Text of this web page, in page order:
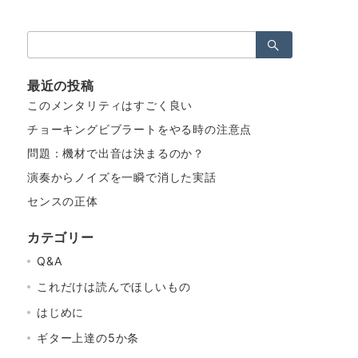
索：
最近の投稿
このメンタリティはすごく良い
チョーキングビブラートをやる時の注意点
問題：機材で出音は決まるのか？
演奏からノイズを一瞬で消した実話
センスの正体
カテゴリー
Q&A
これだけは読んでほしいもの
はじめに
ギター上達の5か条